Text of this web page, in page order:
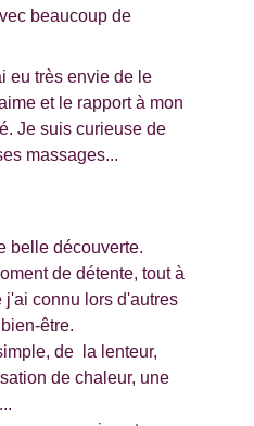
beaucoup de
eu très envie de le
et le rapport à mon
Je suis curieuse de
massages...
belle découverte.
de détente, tout à
j'ai connu lors d'autres
être.
de  la lenteur,
de chaleur, une